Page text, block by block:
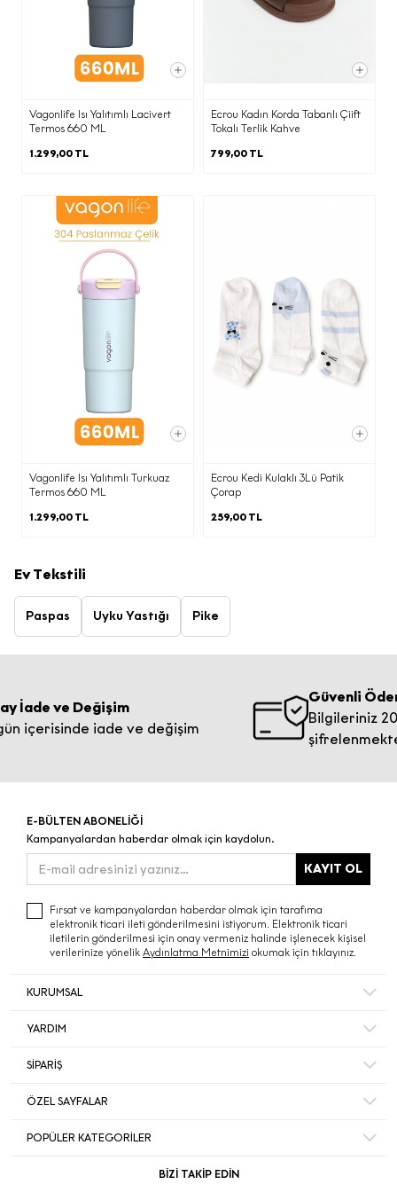
Vagonlife Isı Yalıtımlı Lacivert
Termos 660 ML
1.299,00 TL
Ecrou Kadın Korda Tabanlı Çiift
Tokalı Terlik Kahve
799,00 TL
Vagonlife Isı Yalıtımlı Turkuaz
Termos 660 ML
1.299,00 TL
Ecrou Kedi Kulaklı 3Lü Patik
Çorap
259,00 TL
Ev Tekstili
Paspas Uyku Yastığı Pike
ve Değişim
iade ve değişim
Güvenli Ödeme
Bilgileriniz 2048
şifrelenmektedir.
E-BÜLTEN ABONELİĞİ
Kampanyalardan haberdar olmak için kaydolun.
KAYIT OL
Fırsat ve kampanyalardan haberdar olmak için tarafıma
elektronik ticari ileti gönderilmesini istiyorum. Elektronik ticari
iletilerin gönderilmesi için onay vermeniz halinde işlenecek kişisel
verilerinize yönelik Aydınlatma Metnimizi okumak için tıklayınız.
Mahalle/Semt:KUŞTEPE MAH.
Cadde/Sokak:MECİDİYEKÖY YOLU CAD.
TRUMP TOWER No:12 İç Kapı No:214
adresine yazılı olarak
iletebilirsiniz veya daha önce tarafımıza
bildirdiğiniz elektronik posta adresi
üzerinden
kvkk@ecrou.com
iletebilirsiniz.
Elektronik ticari ileti gönderimi
kapsamında vermiş olduğunuz onayınızı
her zaman
kvkk@ecrou.com
adresine
e-posta göndererek geri alabilirsiniz.
KURUMSAL
Mağazalar
Ecrou’da Kariyer ve İş Başvurusu
YARDIM
Sıkça Sorulan Sorular
Gizlilik ve Güvenlik
Kişisel Veriler Politikası
SİPARİŞ
Favorileriniz
Akbank Kampanya Koşulları
ÖZEL SAYFALAR
POPÜLER KATEGORİLER
BİZİ TAKİP EDİN